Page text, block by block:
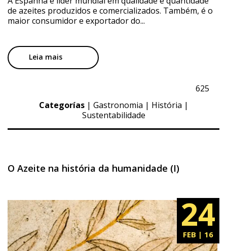
de azeites produzidos e comercializados. Também, é o
maior consumidor e exportador do...
Leia mais
625
Categorías| Gastronomia | História |
Sustentabilidade
O Azeite na história da humanidade (I)
24
FEB | 16